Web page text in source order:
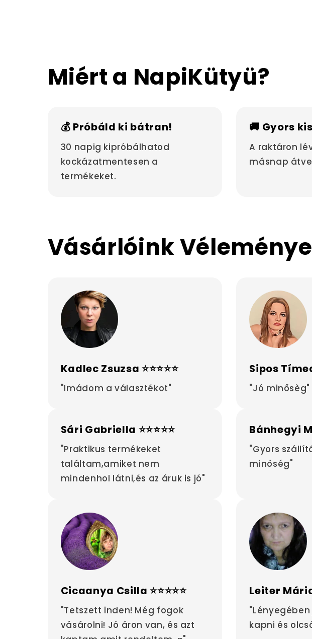
Miért a NapiKütyü?
💰 Próbáld ki bátran!
30 napig kipróbálhatod
kockázatmentesen a
termékeket.
🚚 Gyors
A raktáron
másnap
Vásárlóink Véleménye
Kadlec Zsuzsa ⭐⭐⭐⭐⭐
"Imádom a választékot"
Sipos Tímea
"Jó minősèg"
Sári Gabriella ⭐⭐⭐⭐⭐
"Praktikus termékeket
találtam,amiket nem
mindenhol látni,és az áruk is jó"
Bánhegyi
"Gyors
minőség"
Cicaanya Csilla ⭐⭐⭐⭐⭐
"Tetszett inden! Még fogok
vásárolni! Jó áron van, és azt
Leiter Mária
kapni és